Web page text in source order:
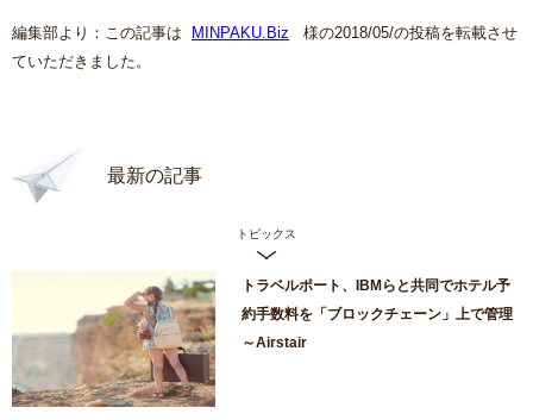
編集部より：この記事は MINPAKU.Biz 様の2018/05/の投稿を転載させ
ていただきました。
最新の記事
トピックス
トラベルポート、IBMらと共同でホテル予
約手数料を「ブロックチェーン」上で管理
～Airstair